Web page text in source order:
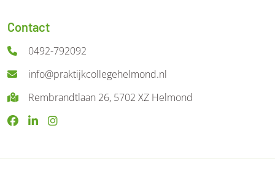
Contact
0492-792092
info@praktijkcollegehelmond.nl
Rembrandtlaan 26, 5702 XZ Helmond